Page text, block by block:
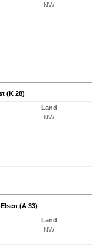
NW
(K 28)
Land
NW
(A 33)
Land
NW